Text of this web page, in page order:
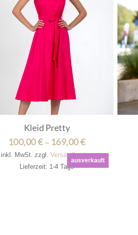
ausverkauft
Kleid Pretty
100,00€– 169,00€
inkl. MwSt. zzgl.Versandkosten
Lieferzeit: 1-4 Tage